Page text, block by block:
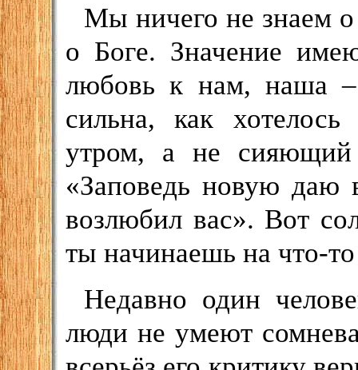
Мы ничего не знаем
о Боге. Значение
любовь к нам, наша
сильна, как
утром, а не
«Заповедь новую даю
возлюбил вас». Вот
ты начинаешь на что-то
Недавно один
люди не умеют